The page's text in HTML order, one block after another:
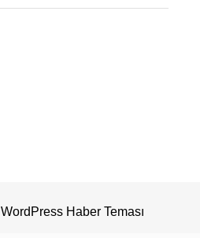
WordPress Haber Teması